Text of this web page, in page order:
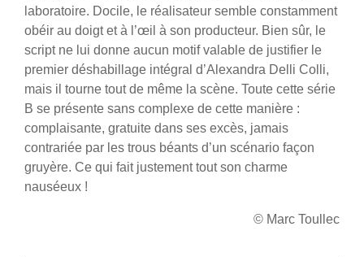
laboratoire. Docile, le réalisateur semble constamment
obéir au doigt et à l’œil à son producteur. Bien sûr, le
script ne lui donne aucun motif valable de justifier le
premier déshabillage intégral d’Alexandra Delli Colli,
mais il tourne tout de même la scène. Toute cette série
B se présente sans complexe de cette manière :
complaisante, gratuite dans ses excès, jamais
contrariée par les trous béants d’un scénario façon
gruyère. Ce qui fait justement tout son charme
nauséeux !
© Marc Toullec